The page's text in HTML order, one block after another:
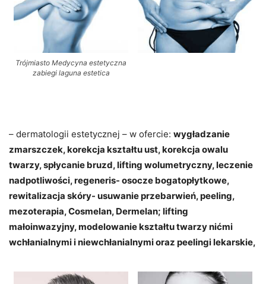
Trójmiasto Medycyna estetyczna
zabiegi laguna estetica
– dermatologii estetycznej – w ofercie: wygładzanie
zmarszczek, korekcja kształtu ust, korekcja owalu
twarzy, spłycanie bruzd, lifting wolumetryczny, leczenie
nadpotliwości, regeneris- osocze bogatopłytkowe,
rewitalizacja skóry- usuwanie przebarwień, peeling,
mezoterapia, Cosmelan, Dermelan; lifting
małoinwazyjny, modelowanie kształtu twarzy nićmi
wchłanialnymi i niewchłanialnymi oraz peelingi lekarskie,